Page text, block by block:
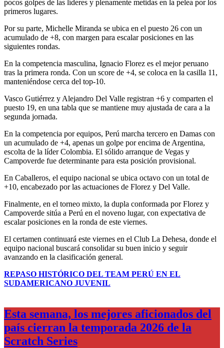
pocos golpes de las líderes y plenamente metidas en la pelea por los
primeros lugares.
Por su parte, Michelle Miranda se ubica en el puesto 26 con un
acumulado de +8, con margen para escalar posiciones en las
siguientes rondas.
En la competencia masculina, Ignacio Florez es el mejor peruano
tras la primera ronda. Con un score de +4, se coloca en la casilla 11,
manteniéndose cerca del top-10.
Vasco Gutiérrez y Alejandro Del Valle registran +6 y comparten el
puesto 19, en una tabla que se mantiene muy ajustada de cara a la
segunda jornada.
En la competencia por equipos, Perú marcha tercero en Damas con
un acumulado de +4, apenas un golpe por encima de Argentina,
escolta de la líder Colombia. El sólido arranque de Vegas y
Campoverde fue determinante para esta posición provisional.
En Caballeros, el equipo nacional se ubica octavo con un total de
+10, encabezado por las actuaciones de Florez y Del Valle.
Finalmente, en el torneo mixto, la dupla conformada por Florez y
Campoverde sitúa a Perú en el noveno lugar, con expectativa de
escalar posiciones en la ronda de este viernes.
El certamen continuará este viernes en el Club La Dehesa, donde el
equipo nacional buscará consolidar su buen inicio y seguir
avanzando en la clasificación general.
REPASO HISTÓRICO DEL TEAM PERÚ EN EL
SUDAMERICANO JUVENIL
Esta semana, los mejores aficionados del
país cierran la temporada 2026 de la
Scratch Series